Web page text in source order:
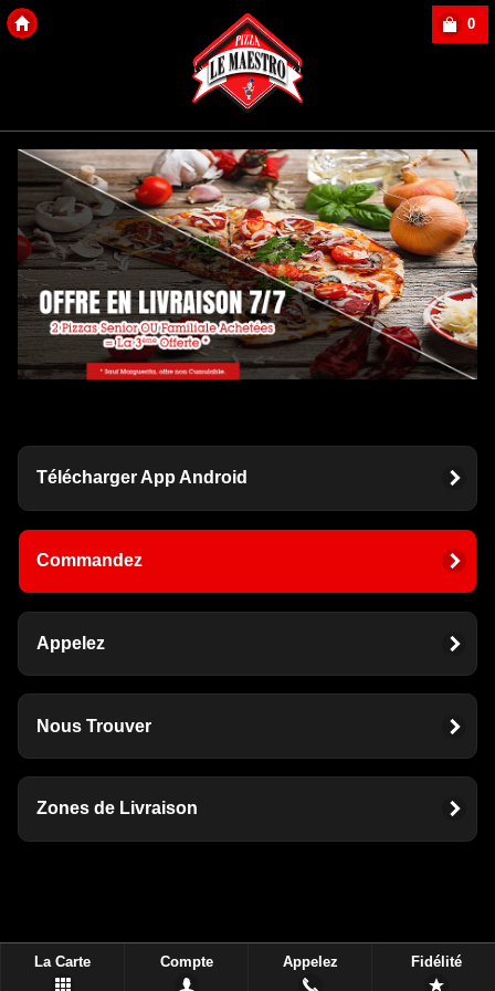
0
Télécharger App Android
Commandez
Appelez
Nous Trouver
Zones de Livraison
La Carte Compte Appelez Fidélité
Copyright Des-click